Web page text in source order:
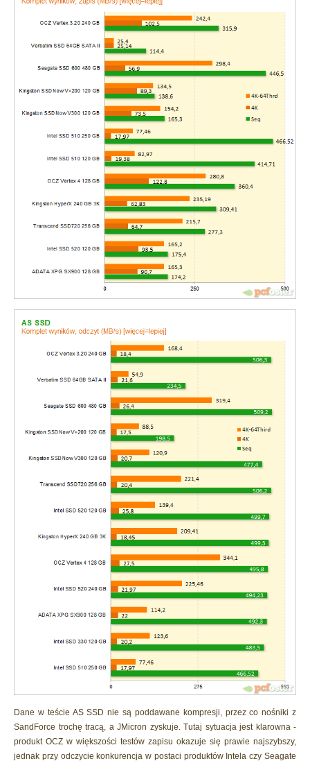
Dane w teście AS SSD nie są poddawane kompresji, przez co nośniki z
SandForce trochę tracą, a JMicron zyskuje. Tutaj sytuacja jest klarowna -
produkt OCZ w większości testów zapisu okazuje się prawie najszybszy,
jednak przy odczycie konkurencja w postaci produktów Intela czy Seagate